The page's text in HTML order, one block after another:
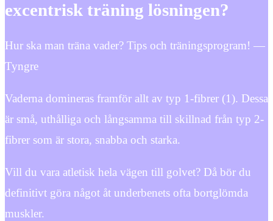
excentrisk träning lösningen?
Hur ska man träna vader? Tips och träningsprogram! —
Tyngre
Vaderna domineras framför allt av typ 1-fibrer (1). Dessa
är små, uthålliga och långsamma till skillnad från typ 2-
fibrer som är stora, snabba och starka.
Vill du vara atletisk hela vägen till golvet? Då bör du
definitivt göra något åt underbenets ofta bortglömda
muskler.